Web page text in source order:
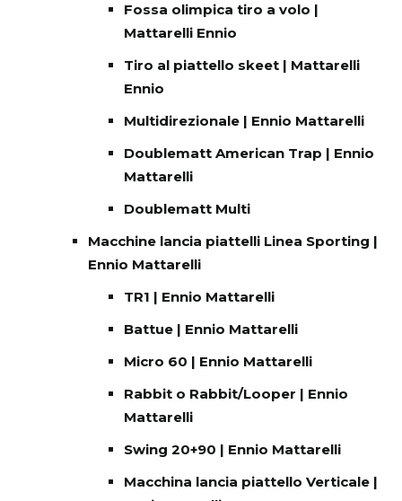
Fossa olimpica tiro a volo |
Mattarelli Ennio
Tiro al piattello skeet | Mattarelli
Ennio
Multidirezionale | Ennio Mattarelli
Doublematt American Trap | Ennio
Mattarelli
Doublematt Multi
Macchine lancia piattelli Linea Sporting |
Ennio Mattarelli
TR1 | Ennio Mattarelli
Battue | Ennio Mattarelli
Micro 60 | Ennio Mattarelli
Rabbit o Rabbit/Looper | Ennio
Mattarelli
Swing 20+90 | Ennio Mattarelli
Macchina lancia piattello Verticale |